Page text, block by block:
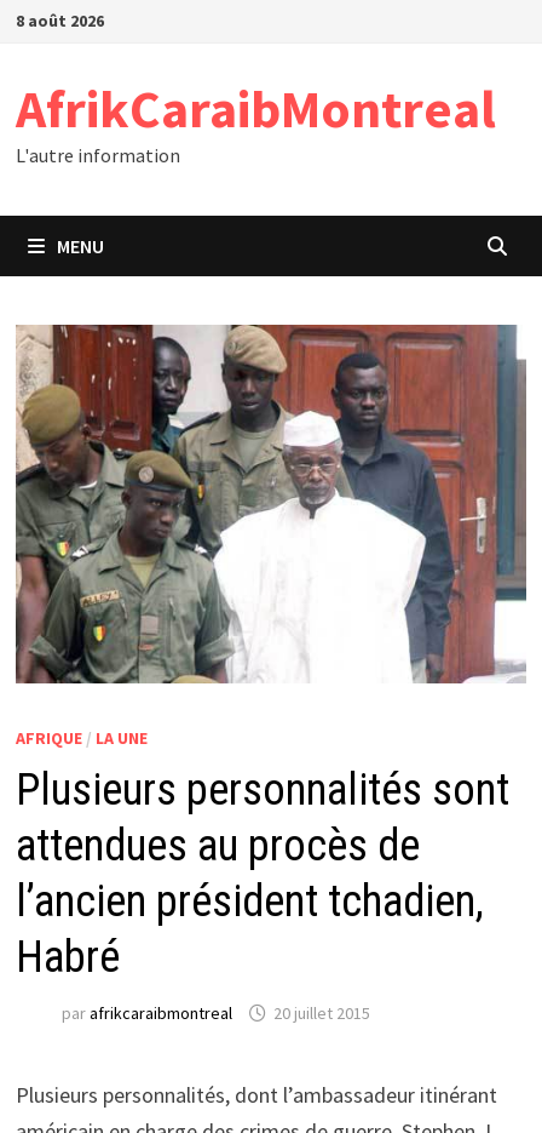
Passer
8 août 2026
AfrikCaraibMontreal
L'autre information
MENU
AFRIQUE/ LA UNE
Plusieurs personnalités sont
attendues au procès de
l’ancien président tchadien,
Habré
parafrikcaraibmontreal 20 juillet 2015
Plusieurs personnalités, dont l’ambassadeur itinérant